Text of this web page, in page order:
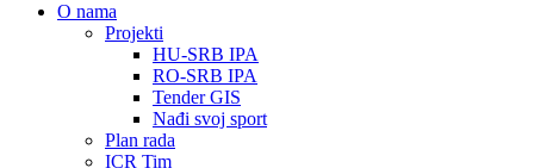
О nama
Projekti
HU-SRB IPA
RO-SRB IPA
Tender GIS
Nađi svoj sport
Plan rada
ICR Tim